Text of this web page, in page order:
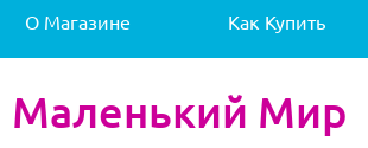
О Магазине Как Купить
Маленький Мир